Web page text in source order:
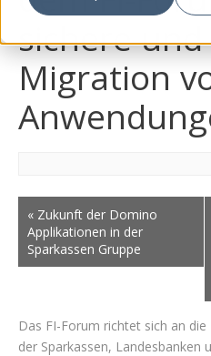
sichere
Migration
« Zukunft der Domino
Applikationen in der
Sparkassen Gruppe
Das FI-Forum richtet sich an
der Sparkassen, Landesbanken